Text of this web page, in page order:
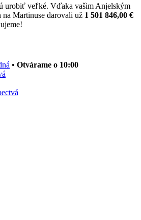
urobiť veľké. Vďaka vašim Anjelským
Martinuse darovali už 1 501 846,00 €
• Otvárame o 10:00